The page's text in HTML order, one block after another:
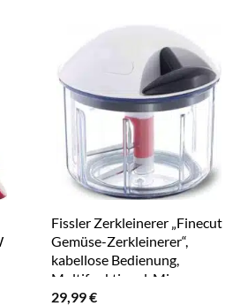
Fissler Zerkleinerer „Finecut
Gemüse-Zerkleinerer“,
kabellose Bedienung,
Multifunktional, Mixen,
schleudern, rühren
29,99€